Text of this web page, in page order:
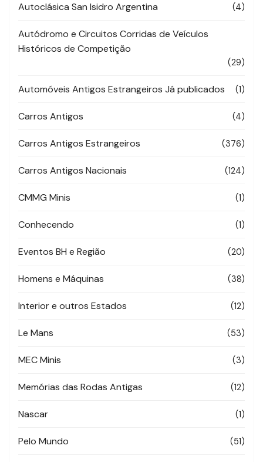
Autoclásica San Isidro Argentina (4)
Autódromo e Circuitos Corridas de Veículos
Históricos de Competição
(29)
Automóveis Antigos Estrangeiros Já publicados (1)
Carros Antigos (4)
Carros Antigos Estrangeiros (376)
Carros Antigos Nacionais (124)
CMMG Minis (1)
Conhecendo (1)
Eventos BH e Região (20)
Homens e Máquinas (38)
Interior e outros Estados (12)
Le Mans (53)
MEC Minis (3)
Memórias das Rodas Antigas (12)
Nascar (1)
Pelo Mundo (51)